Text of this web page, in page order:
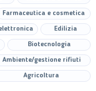
Farmaceutica e cosmetica
Edilizia
Biotecnologia
Ambiente/gestione rifiuti
Agricoltura